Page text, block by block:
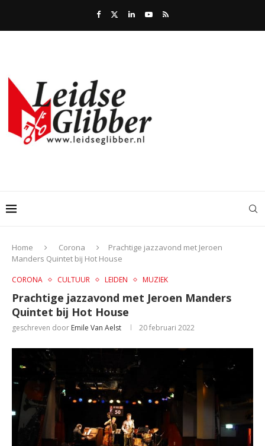
Home Corona
Prachtige jazzavond met Jeroen
Manders Quintet bij Hot House
CORONA CULTUUR LEIDEN MUZIEK
Prachtige jazzavond met Jeroen Manders
Quintet bij Hot House
geschreven door Emile Van Aelst 20 februari 2022